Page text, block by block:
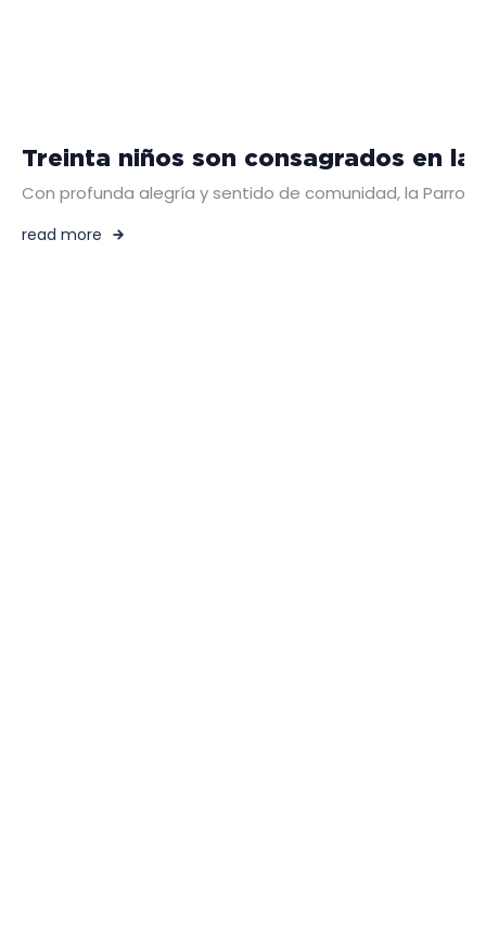
Treinta niños son consagrados en
Con profunda alegría y sentido de comunidad, la
read more